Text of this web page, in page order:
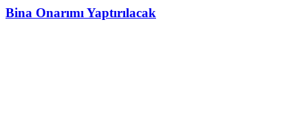
Bina Onarımı Yaptırılacak